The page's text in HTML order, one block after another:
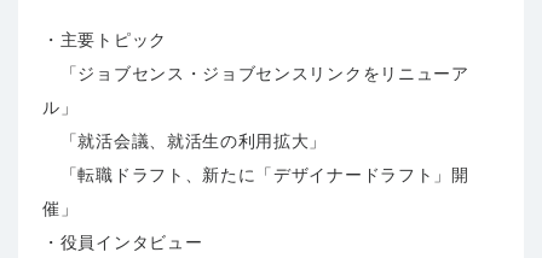
・主要トピック
「ジョブセンス・ジョブセンスリンクをリニューア
ル」
「就活会議、就活生の利用拡大」
「転職ドラフト、新たに「デザイナードラフト」開
催」
・役員インタビュー